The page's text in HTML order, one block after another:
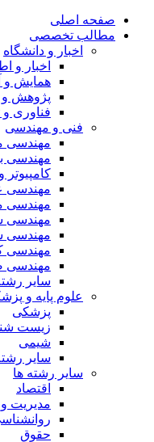
صفحه اصلی
مطالب تخصصی
اخبار و دانشگاه
اخبار و
همایش و
پژوهش و
فناوری و
فنی و مهندسی
مهندسی
مهندسی برق
کامپیوتر و
مهندسی
مهندسی
مهندسی
مهندسی
مهندسی
مهندسی صنایع
سایر رشته
علوم پایه و پزشکی
پزشکی
زیست شناسی
شیمی
سایر رشته
سایر رشته ها
اقتصاد
مدیریت و
روانشناسی و
حقوق